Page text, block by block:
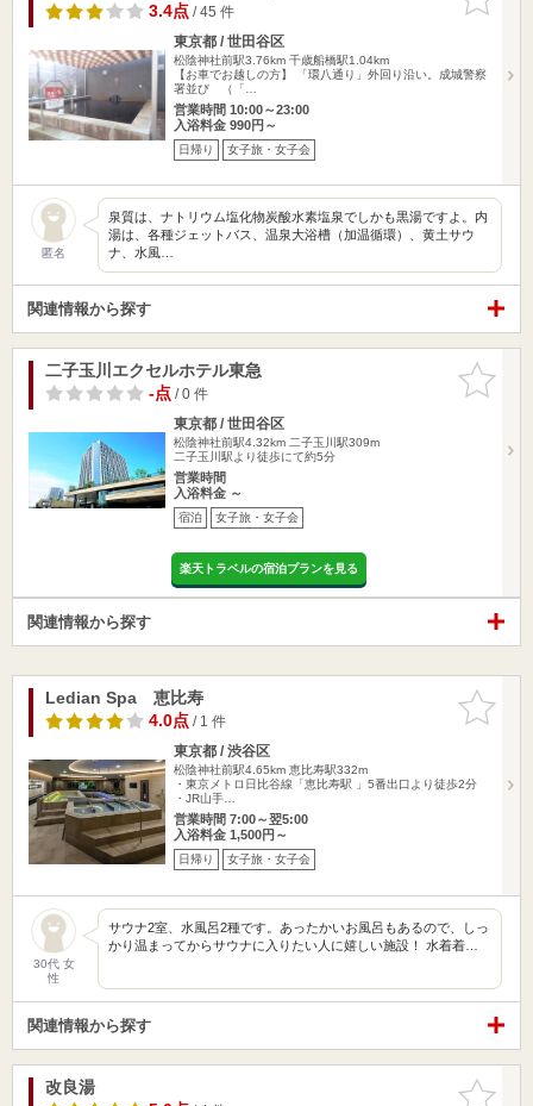
りに追加
3.4点/ 45 件
東京都 / 世田谷区
松陰神社前駅3.76km 千歳船橋駅1.04km
【お車でお越しの方】 「環八通り」外回り沿い。成城警察
署並び （「…
営業時間 10:00～23:00
入浴料金 990円～
日帰り 女子旅・女子会
匿名
泉質は、ナトリウム塩化物炭酸水素塩泉でしかも黒湯ですよ。内
湯は、各種ジェットバス、温泉大浴槽（加温循環）、黄土サウ
ナ、水風…
関連情報から探す
お気に入
りに追加
二子玉川エクセルホテル東急
-点/ 0 件
東京都 / 世田谷区
松陰神社前駅4.32km 二子玉川駅309m
二子玉川駅より徒歩にて約5分
営業時間
入浴料金 ～
宿泊 女子旅・女子会
楽天トラベルの宿泊プランを見る
関連情報から探す
お気に入
りに追加
Ledian Spa 恵比寿
4.0点/ 1 件
東京都 / 渋谷区
松陰神社前駅4.65km 恵比寿駅332m
・東京メトロ日比谷線「恵比寿駅 」5番出口より徒歩2分
・JR山手…
営業時間 7:00～翌5:00
入浴料金 1,500円～
日帰り 女子旅・女子会
30代 女
性
サウナ2室、水風呂2種です。あったかいお風呂もあるので、しっ
かり温まってからサウナに入りたい人に嬉しい施設！ 水着着…
関連情報から探す
お気に入
改良湯